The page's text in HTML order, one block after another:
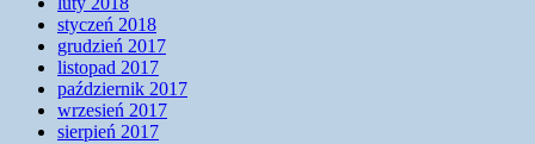
styczeń 2018
grudzień 2017
listopad 2017
październik 2017
wrzesień 2017
sierpień 2017